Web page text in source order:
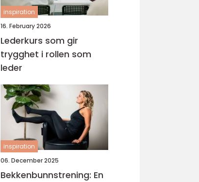
inspiration
16. February 2026
Lederkurs som gir
trygghet i rollen som
leder
inspiration
06. December 2025
Bekkenbunnstrening: En